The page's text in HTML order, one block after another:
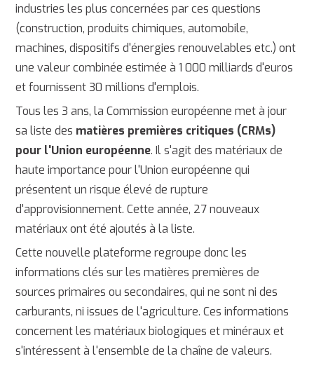
industries les plus concernées par ces questions
(construction, produits chimiques, automobile,
machines, dispositifs d'énergies renouvelables etc.) ont
une valeur combinée estimée à 1 000 milliards d'euros
et fournissent 30 millions d'emplois.
Tous les 3 ans, la Commission européenne met à jour
sa liste des matières premières critiques (CRMs)
pour l'Union européenne. Il s'agit des matériaux de
haute importance pour l'Union européenne qui
présentent un risque élevé de rupture
d'approvisionnement. Cette année, 27 nouveaux
matériaux ont été ajoutés à la liste.
Cette nouvelle plateforme regroupe donc les
informations clés sur les matières premières de
sources primaires ou secondaires, qui ne sont ni des
carburants, ni issues de l'agriculture. Ces informations
concernent les matériaux biologiques et minéraux et
s'intéressent à l'ensemble de la chaîne de valeurs.